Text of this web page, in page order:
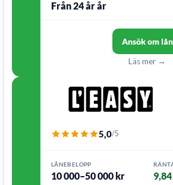
Från 24 år år
Ansök om lån
Läs mer →
5,0/5
LÅNEBELOPP
10 000–50 000 kr